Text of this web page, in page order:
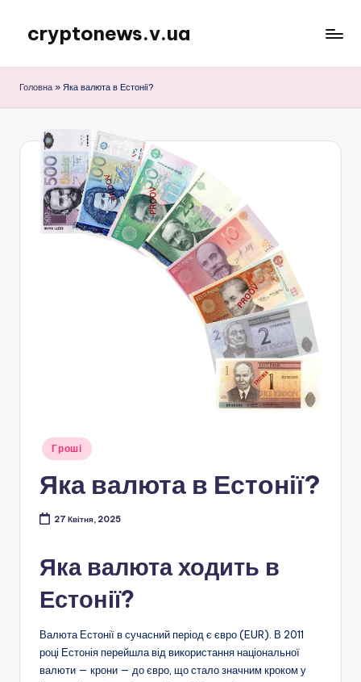
Перейти
вмісту
cryptonews.v.ua
криптовалют,
курси,
прогнози
гайди.
Головна » Яка валюта в Естонії?
Опубліковано
у
Гроші
Яка валюта в Естонії?
27 Квітня, 2025
Яка валюта ходить в
Естонії?
Валюта Естонії в сучасний період є євро (EUR). В 2011
році Естонія перейшла від використання національної
валюти — крони — до євро, що стало значним кроком у